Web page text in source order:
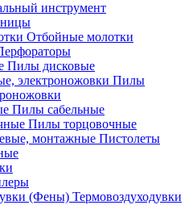
инструмент
Отбойные молотки
Пилы дисковые
Пилы
Пилы сабельные
Пилы торцовочные
Пистолеты
Термовоздуходувки